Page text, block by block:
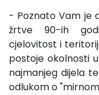
- Poznato Vam je
žrtve 90-ih
cjelovitost i
postoje okolnosti
najmanjeg dijela
odlukom o